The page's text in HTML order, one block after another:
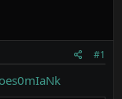
#1